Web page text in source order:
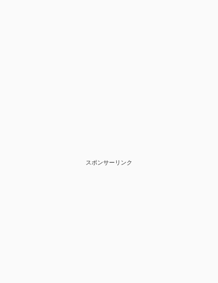
スポンサーリンク